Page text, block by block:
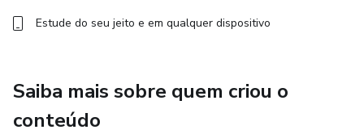
• Psicoeducação dos familiares.
Estude do seu jeito e em qualquer dispositivo
Saiba mais sobre quem criou o
conteúdo